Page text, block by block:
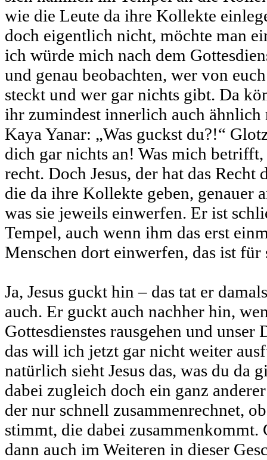
wie die Leute da ihre Kollekte
doch eigentlich nicht, möchte man
ich würde mich nach dem
und genau beobachten, wer von
steckt und wer gar nichts gibt. Da
ihr zumindest innerlich auch ähnlich
Kaya Yanar: „Was guckst du?!“
dich gar nichts an! Was mich
recht. Doch Jesus, der hat das Recht
die da ihre Kollekte geben, genauer
was sie jeweils einwerfen. Er ist
Tempel, auch wenn ihm das erst
Menschen dort einwerfen, das ist für
Ja, Jesus guckt hin – das tat er
auch. Er guckt auch nachher hin,
Gottesdienstes rausgehen und
das will ich jetzt gar nicht weiter
natürlich sieht Jesus das, was du da
dabei zugleich doch ein ganz
der nur schnell zusammenrechnet,
stimmt, die dabei zusammenkommt.
dann auch im Weiteren in dieser